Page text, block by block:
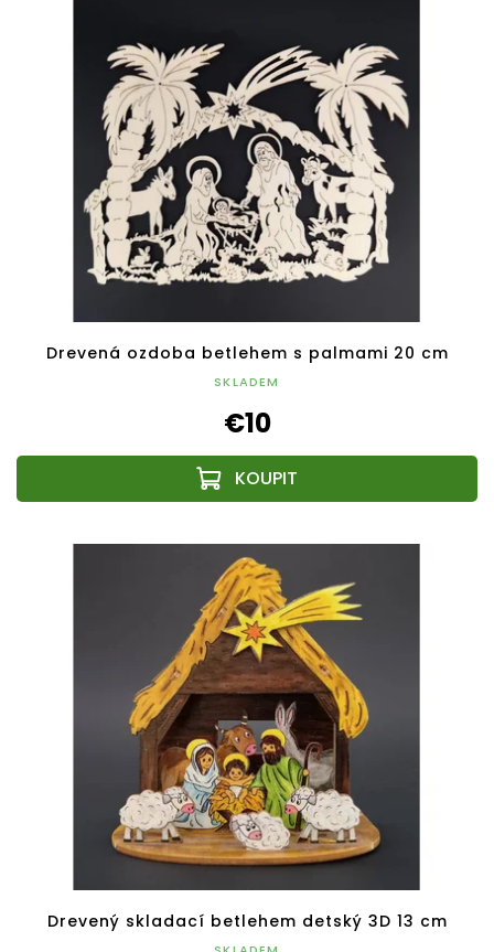
Drevená ozdoba betlehem s palmami 20 cm
SKLADEM
€10
Drevený skladací betlehem detský 3D 13 cm